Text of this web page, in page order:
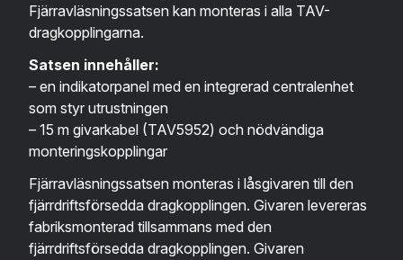
Fjärravläsningssatsen kan monteras i alla TAV-
dragkopplingarna.
Satsen innehåller:
– en indikatorpanel med en integrerad centralenhet
som styr utrustningen
– 15 m givarkabel (TAV5952) och nödvändiga
monteringskopplingar
Fjärravläsningssatsen monteras i låsgivaren till den
fjärrdriftsförsedda dragkopplingen. Givaren levereras
fabriksmonterad tillsammans med den
fjärrdriftsförsedda dragkopplingen. Givaren